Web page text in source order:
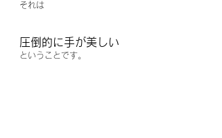
それは
圧倒的に手が美しい
ということです。